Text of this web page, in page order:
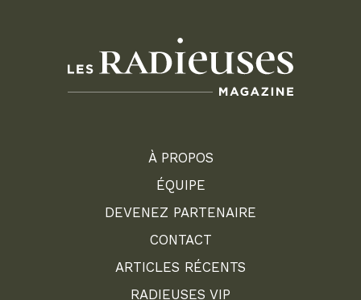
À PROPOS
ÉQUIPE
DEVENEZ PARTENAIRE
CONTACT
ARTICLES RÉCENTS
RADIEUSES VIP